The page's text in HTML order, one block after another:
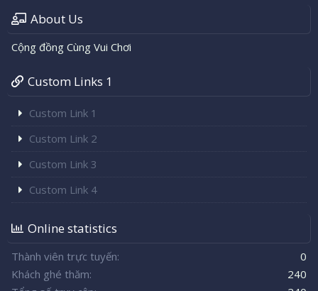
About Us
Cộng đồng Cùng Vui Chơi
Custom Links 1
Custom Link 1
Custom Link 2
Custom Link 3
Custom Link 4
Online statistics
Thành viên trực tuyến
0
Khách ghé thăm
240